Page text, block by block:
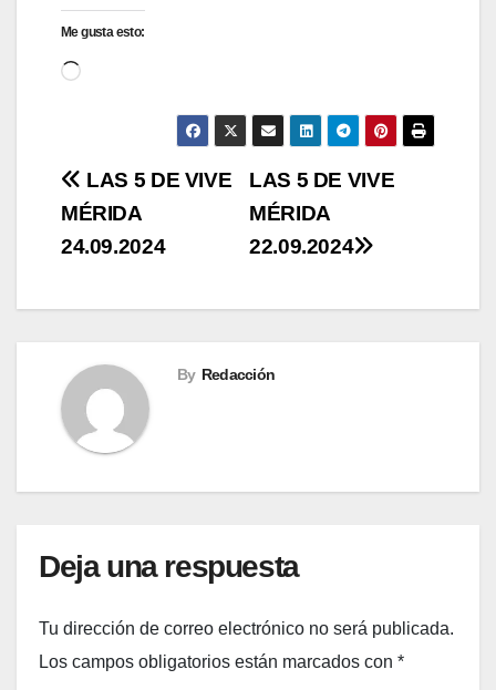
Me gusta esto:
Cargando...
Navegación
de
LAS 5 DE VIVE
MÉRIDA
22.09.2024
LAS 5 DE VIVE
MÉRIDA
24.09.2024
By Redacción
Deja una respuesta
Tu dirección de correo electrónico no será publicada.
Los campos obligatorios están marcados con *